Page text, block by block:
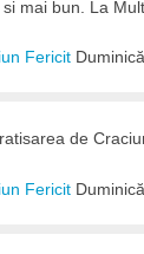
mai bun. La
Fericit
de
Fericit